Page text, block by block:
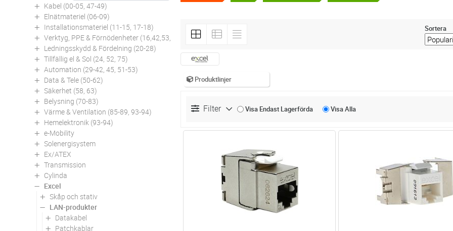
Kabel (00-05, 47-49)
Elnätmateriel (06-09)
Installationsmateriel (11-15, 17-18)
Verktyg, PPE & Förnödenheter (16,42,53,94)
Ledningsskydd & Fördelning (20-28)
Tillfällig el & Sol (24, 52, 75)
Automation (29-42, 45, 51-53)
Data & Tele (50-62)
Säkerhet (58, 63)
Belysning (70-83)
Värme & Ventilation (85-89, 93-94)
Hemelektronik (93-94)
e-Mobility
Solenergisystem
Ex/ATEX
Transmission
Cylinda
Excel
Skåp och stativ
LAN-produkter
Datakabel
Patchkablar
Sortera
Produktlinjer
Filter Visa Endast Lagerförda VisaAlla